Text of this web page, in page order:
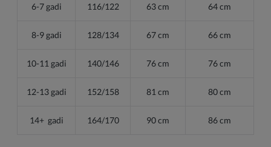
6-7 gadi 116/122 63 cm 64 cm
8-9 gadi 128/134 67 cm 66 cm
10-11 gadi 140/146 76 cm 76 cm
12-13 gadi 152/158 81 cm 80 cm
14+ gadi 164/170 90 cm 86 cm